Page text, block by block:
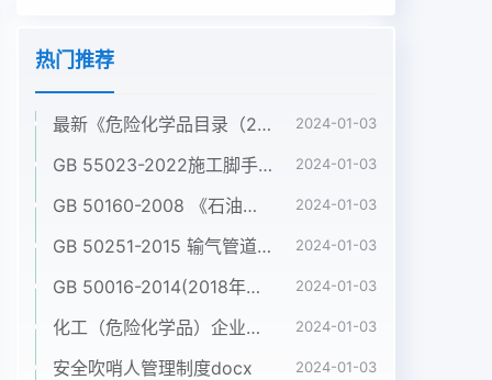
热门推荐
最新《危险化学品目录（2022调整版）》pdf 2024-01-03
GB 55023-2022施工脚手架通用规范pdf 2024-01-03
GB 50160-2008 《石油化工企业设计防火标准》（2018年版）pdf 2024-01-03
GB 50251-2015 输气管道工程设计规范pdf 2024-01-03
GB 50016-2014(2018年版) 建筑设计防火规范(高清版）pdf 2024-01-03
化工（危险化学品）企业五懂五会五能应知应会手册pdf 2024-01-03
安全吹哨人管理制度docx 2024-01-03